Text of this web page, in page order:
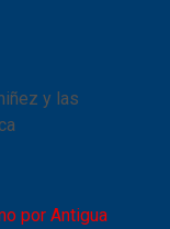
y las
por Antigua